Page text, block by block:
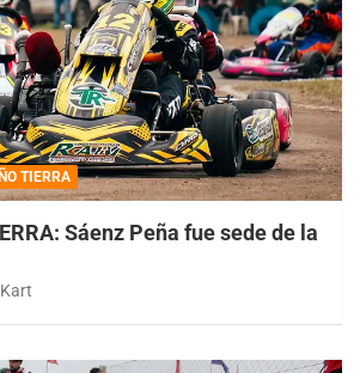
TIERRA
Sáenz Peña fue sede de la